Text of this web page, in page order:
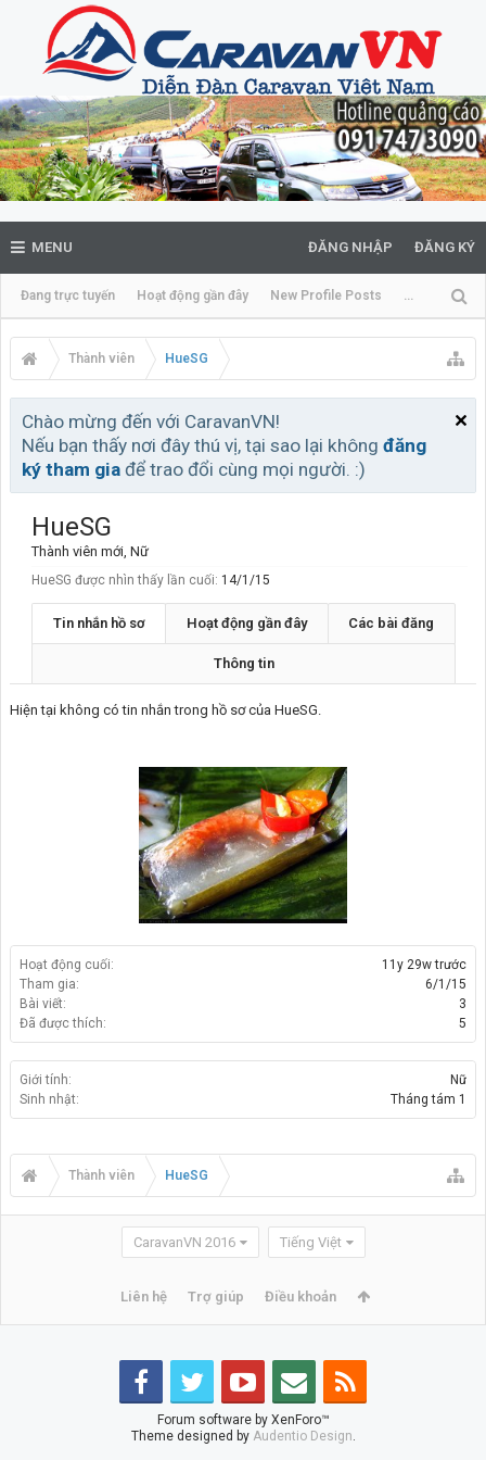
MENU
Đang trực tuyến Hoạt động gần đây New Profile Posts ...
ĐĂNG NHẬP ĐĂNG KÝ
Thành viên HueSG
Chào mừng đến với CaravanVN!
Nếu bạn thấy nơi đây thú vị, tại sao lại không đăng
ký tham gia để trao đổi cùng mọi người. :)
Hoạt động cuối:
11y 29w trước
Tham gia:
6/1/15
Bài viết:
3
Đã được thích:
5
Giới tính:
Nữ
Sinh nhật:
Tháng tám 1
HueSG
Thành viên mới , Nữ
HueSG được nhìn thấy lần cuối: 14/1/15
Tin nhắn hồ sơ Hoạt động gần đây Các bài đăng
Thông tin
Hiện tại không có tin nhắn trong hồ sơ của HueSG.
Thành viên HueSG
CaravanVN 2016 Tiếng Việt
Liên hệ Trợ giúp Điều khoản
Forum software by XenForo™
Theme designed by Audentio Design.